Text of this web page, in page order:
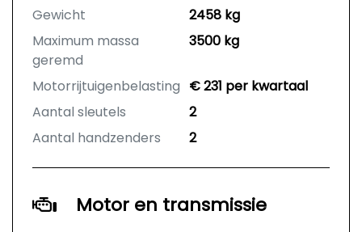
Gewicht
2458 kg
Maximum massa
geremd
3500 kg
Motorrijtuigenbelasting € 231 per kwartaal
Aantal sleutels
2
Aantal handzenders
2
Motor en transmissie